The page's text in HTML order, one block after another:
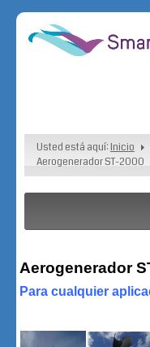
Usted está aquí:Inicio
Aerogenerador ST-2000
Aerogenerador
Para cualquier